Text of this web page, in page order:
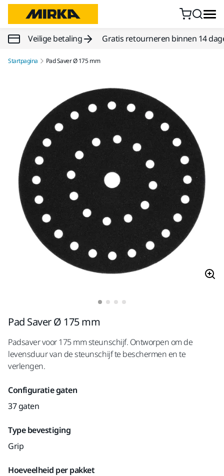
Doorgaan naar inhoud
Veilige betaling Gratis retourneren binnen 14
Startpagina Pad Saver Ø 175 mm
Pad Saver Ø 175 mm
Padsaver voor 175 mm steunschijf. Ontworpen om de
levensduur van de steunschijf te beschermen en te
verlengen.
Configuratie gaten
37 gaten
Type bevestiging
Grip
Hoeveelheid per pakket